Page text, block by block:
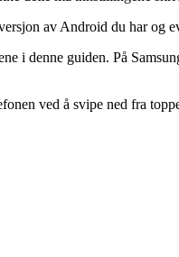
av Android du har og
i denne guiden. På
ved å svipe ned fra